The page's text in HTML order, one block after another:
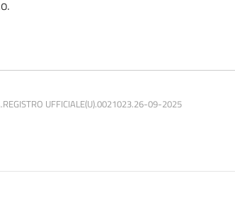
UFFICIALE(U).0021023.26-09-2025